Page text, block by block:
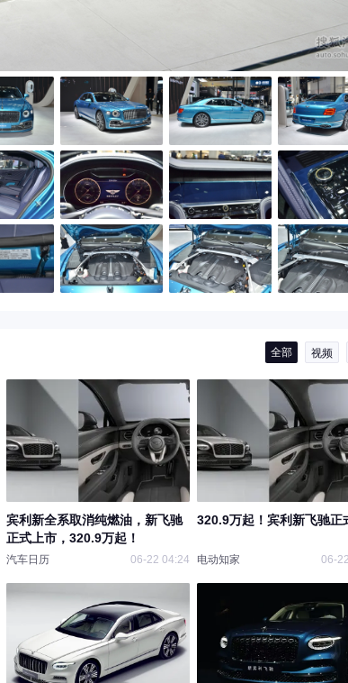
全部 视频
宾利新全系取消纯燃油，新飞驰
正式上市，320.9万起！
汽车日历 06-22 04:24
320.9万起！宾利新飞驰正
电动知家 06-